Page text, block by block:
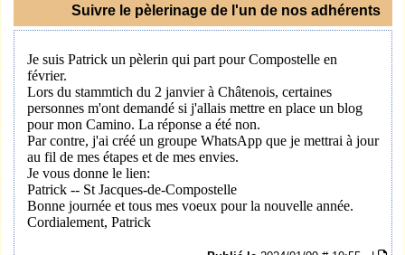
Suivre le pèlerinage de l'un de nos adhérents
Je suis Patrick un pèlerin qui part pour Compostelle en
février.
Lors du stammtich du 2 janvier à Châtenois, certaines
personnes m'ont demandé si j'allais mettre en place un blog
pour mon Camino. La réponse a été non.
Par contre, j'ai créé un groupe WhatsApp que je mettrai à jour
au fil de mes étapes et de mes envies.
Je vous donne le lien:
Patrick -- St Jacques-de-Compostelle
Bonne journée et tous mes voeux pour la nouvelle année.
Cordialement, Patrick